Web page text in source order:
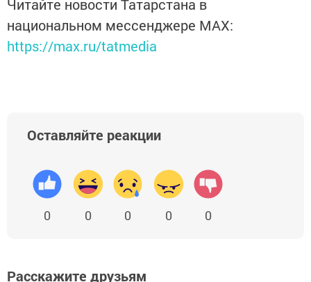
Читайте новости Татарстана в
национальном мессенджере MАХ:
https://max.ru/tatmedia
Оставляйте реакции
0 0 0 0 0
Расскажите друзьям